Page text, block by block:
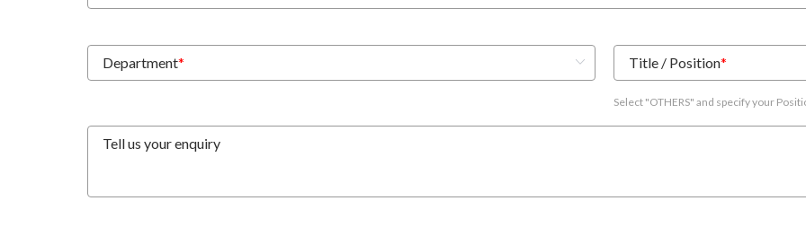
Department* Title / Position*
Select "OTHERS" and specify your
Tell us your enquiry